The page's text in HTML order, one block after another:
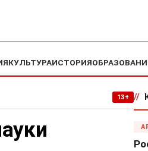
КУЛЬТУРАИСТОРИЯ
13+ //